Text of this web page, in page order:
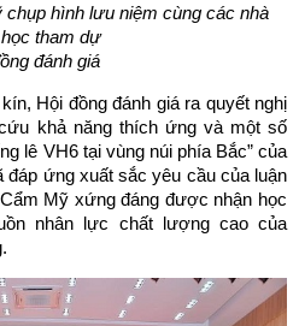
chụp hình lưu niệm cùng các nhà
tham dự
đánh giá
Hội đồng đánh giá ra quyết nghị
khả năng thích ứng và một số
lê VH6 tại vùng núi phía Bắc” của
đáp ứng xuất sắc yêu cầu của luận
Mỹ xứng đáng được nhận học
nhân lực chất lượng cao của